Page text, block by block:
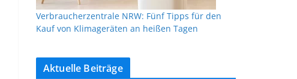
Verbraucherzentrale NRW: Fünf Tipps für den
Kauf von Klimageräten an heißen Tagen
Aktuelle Beiträge